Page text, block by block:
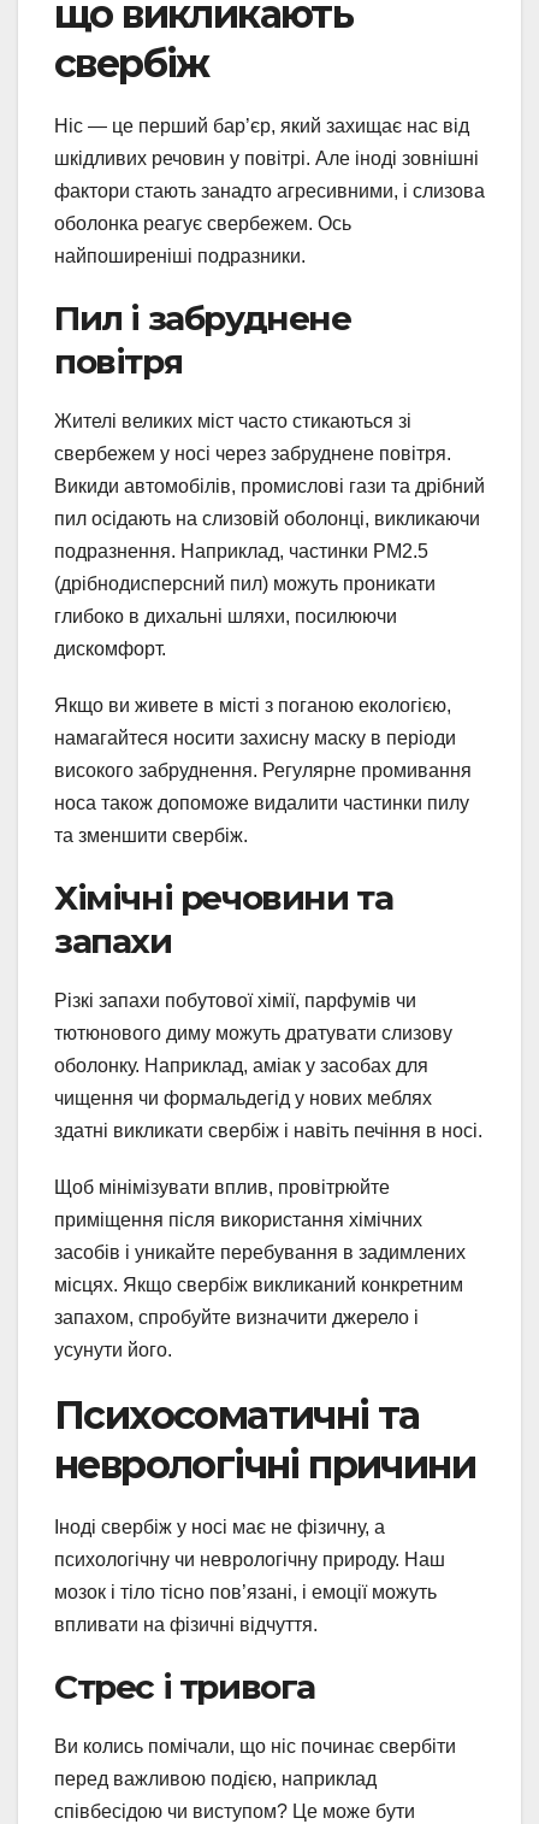
що викликають
свербіж
Ніс — це перший бар’єр, який захищає нас від
шкідливих речовин у повітрі. Але іноді зовнішні
фактори стають занадто агресивними, і слизова
оболонка реагує свербежем. Ось
найпоширеніші подразники.
Пил і забруднене
повітря
Жителі великих міст часто стикаються зі
свербежем у носі через забруднене повітря.
Викиди автомобілів, промислові гази та дрібний
пил осідають на слизовій оболонці, викликаючи
подразнення. Наприклад, частинки PM2.5
(дрібнодисперсний пил) можуть проникати
глибоко в дихальні шляхи, посилюючи
дискомфорт.
Якщо ви живете в місті з поганою екологією,
намагайтеся носити захисну маску в періоди
високого забруднення. Регулярне промивання
носа також допоможе видалити частинки пилу
та зменшити свербіж.
Хімічні речовини та
запахи
Різкі запахи побутової хімії, парфумів чи
тютюнового диму можуть дратувати слизову
оболонку. Наприклад, аміак у засобах для
чищення чи формальдегід у нових меблях
здатні викликати свербіж і навіть печіння в носі.
Щоб мінімізувати вплив, провітрюйте
приміщення після використання хімічних
засобів і уникайте перебування в задимлених
місцях. Якщо свербіж викликаний конкретним
запахом, спробуйте визначити джерело і
усунути його.
Психосоматичні та
неврологічні причини
Іноді свербіж у носі має не фізичну, а
психологічну чи неврологічну природу. Наш
мозок і тіло тісно пов’язані, і емоції можуть
впливати на фізичні відчуття.
Стрес і тривога
Ви колись помічали, що ніс починає свербіти
перед важливою подією, наприклад
співбесідою чи виступом? Це може бути